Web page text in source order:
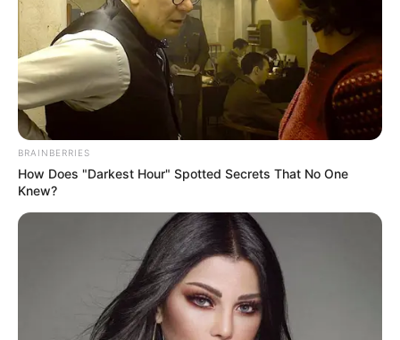
Sinopsis Butir-Butir Pasir di
BRAINBERRIES
How Does "Darkest Hour" Spotted Secrets That No One
Knew?